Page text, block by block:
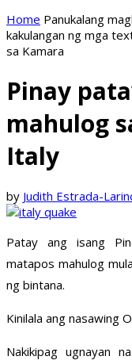
Home Panukalang
kakulangan ng mga
sa Kamara
Pinay
mahulog
Italy
by Judith Estrada-
Patay ang isang
matapos mahulog
ng bintana.
Kinilala ang nasawing
Nakikipag ugnayan